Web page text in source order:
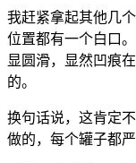
我赶紧拿起其他几
位置都有一个白口
显圆滑，显然凹痕
的。
换句话说，这肯定
做的，每个罐子都